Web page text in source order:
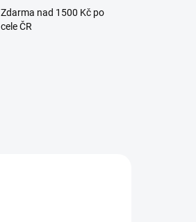
Zdarma nad 1500 Kč po
cele ČR